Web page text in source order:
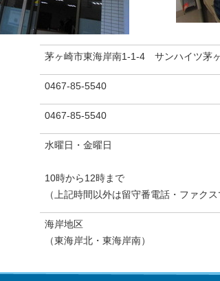
茅ヶ崎市東海岸南1-1-4 サンハイツ茅
0467-85-5540
0467-85-5540
水曜日・金曜日
10時から12時まで
（上記時間以外は留守番電話・ファク
海岸地区
（東海岸北・東海岸南）